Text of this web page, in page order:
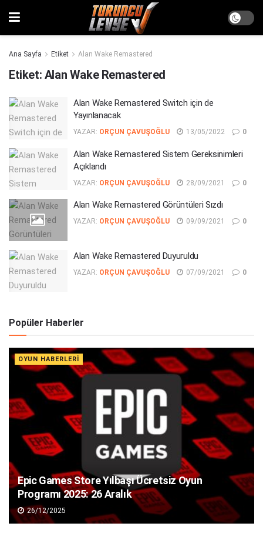
Ana Sayfa Etiket Alan Wake Remastered
Etiket: Alan Wake Remastered
Alan Wake Remastered Switch için de
Yayınlanacak
YAZAR: ORÇUN ÇAVUŞOĞLU 13/05/2022 0
Alan Wake Remastered Sistem Gereksinimleri
Açıklandı
YAZAR: ORÇUN ÇAVUŞOĞLU 28/09/2021 0
Alan Wake Remastered Görüntüleri Sızdı
YAZAR: ORÇUN ÇAVUŞOĞLU 09/09/2021 0
Alan Wake Remastered Duyuruldu
YAZAR: ORÇUN ÇAVUŞOĞLU 07/09/2021 0
Popüler Haberler
OYUN HABERLERI
Epic Games Store Yılbaşı Ücretsiz Oyun
Programı 2025: 26 Aralık
26/12/2025